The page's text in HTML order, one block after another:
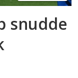
snudde